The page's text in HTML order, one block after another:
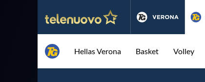
Hellas Verona Basket Volley